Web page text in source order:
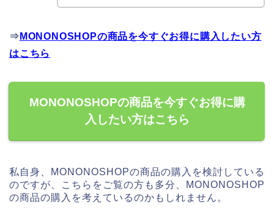
⇒ MONONOSHOPの商品を今すぐお得に購入したい方
はこちら
MONONOSHOPの商品を今すぐお得に購
入したい方はこちら
私自身、MONONOSHOPの商品の購入を検討している
のですが、こちらをご覧の方も多分、MONONOSHOP
の商品の購入を考えているのかもしれません。